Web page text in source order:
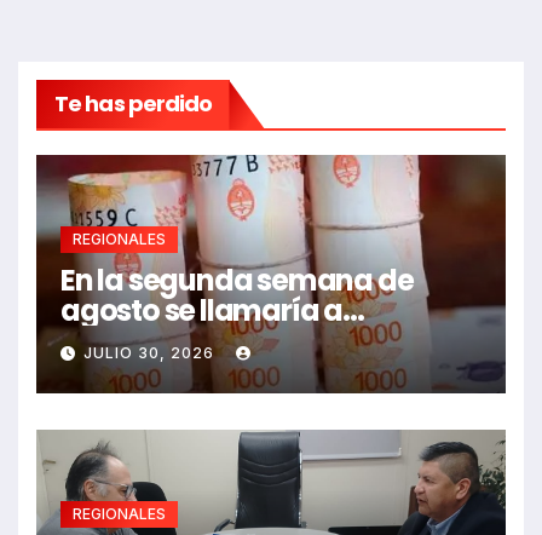
Te has perdido
REGIONALES
En la segunda semana de
agosto se llamaría a
paritarias
JULIO 30, 2026
REGIONALES